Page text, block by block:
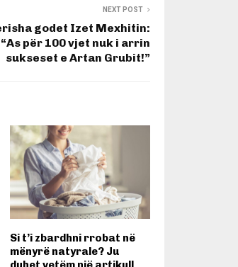
NEXT POST
godet Izet Mexhitin:
“As për 100 vjet nuk i arrin
sukseset e Artan Grubit!”
Si t’i zbardhni rrobat në
mënyrë natyrale? Ju